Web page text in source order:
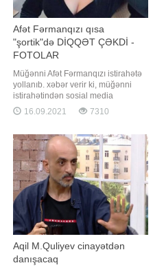
Afət Fərmanqızı qısa
"şortik"də DİQQƏT ÇƏKDİ -
FOTOLAR
Müğənni Afət Fərmanqızı istirahətə
yollanıb. xəbər verir ki, müğənni
istirahətindən sosial media
hesabında paylaşımlar edib.
Paylaşdığı fotolarda Afətin qısa
yayınmayıb. Həmin fotoları təqdim
edirik:
16.09.2021 7310
Aqil M.Quliyev cinayətdən
danışacaq